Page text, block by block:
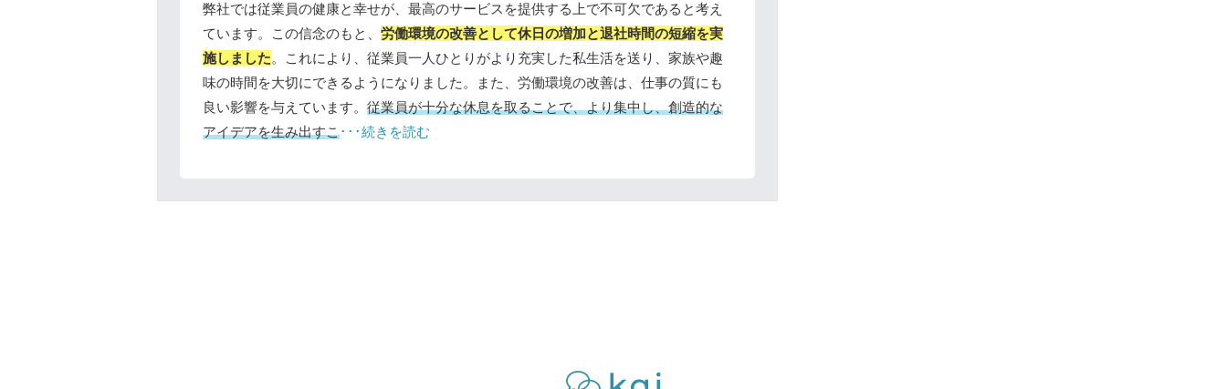
弊社では従業員の健康と幸せが、最高のサービスを提供する上で不可欠であると考え
ています。この信念のもと、 労働環境の改善として休日の増加と退社時間の短縮を実
施しました。これにより、従業員一人ひとりがより充実した私生活を送り、家族や趣
味の時間を大切にできるようになりました。また、労働環境の改善は、仕事の質にも
良い影響を与えています。 従業員が十分な休息を取ることで、より集中し、創造的な
アイデアを生み出すこ･･･続きを読む